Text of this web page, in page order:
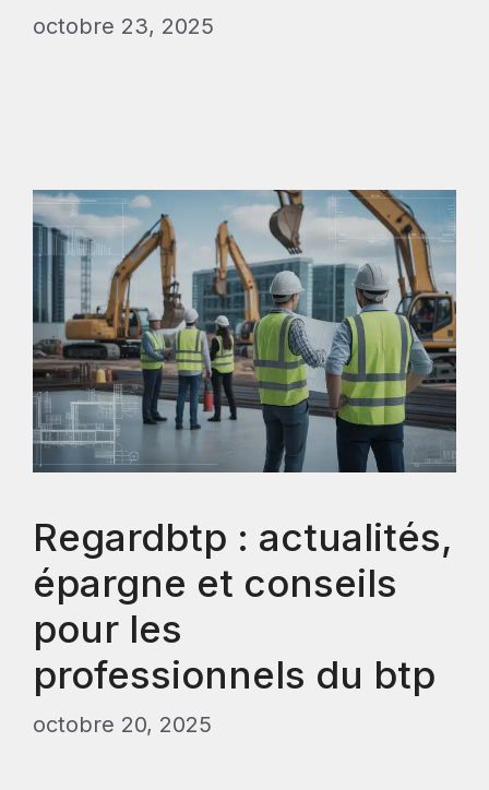
octobre 23, 2025
Regardbtp : actualités,
épargne et conseils
pour les
professionnels du btp
octobre 20, 2025